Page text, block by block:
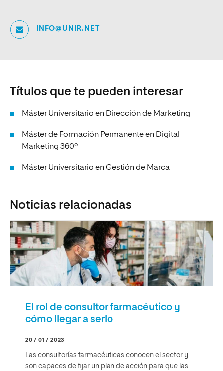
INFO@UNIR.NET
Títulos que te pueden interesar
Máster Universitario en Dirección de Marketing
Máster de Formación Permanente en Digital
Marketing 360º
Máster Universitario en Gestión de Marca
Noticias relacionadas
El rol de consultor farmacéutico y
cómo llegar a serlo
20 / 01 / 2023
Las consultorías farmacéuticas conocen el sector y
son capaces de fijar un plan de acción para que las